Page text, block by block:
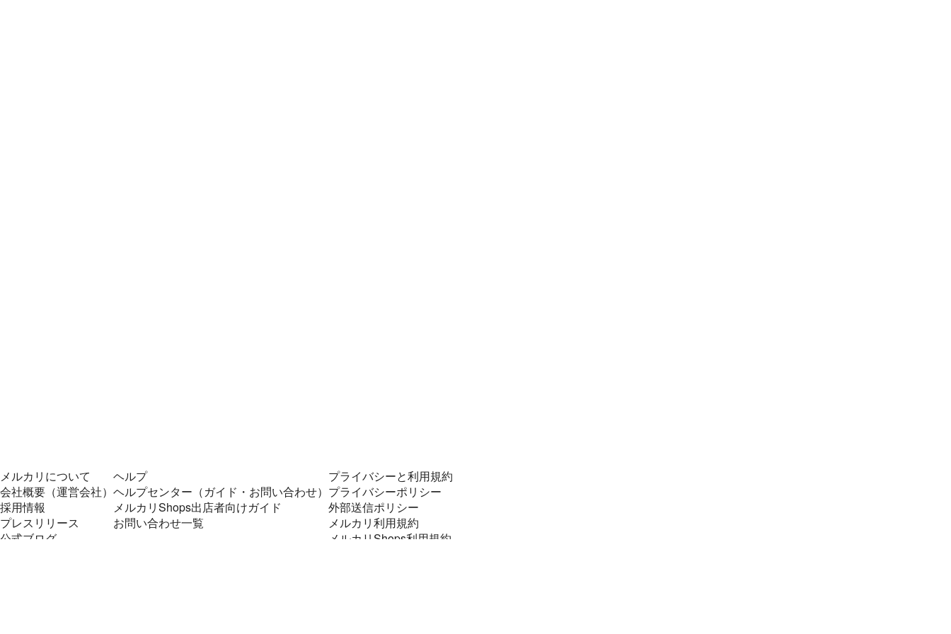
メルカリについて
会社概要（運営会社）
採用情報
プレスリリース
公式ブログ
ヘルプ
ヘルプセンター（ガイド・お問い合わせ）
メルカリShops出店者向けガイド
お問い合わせ一覧
プライバシーと利用規約
プライバシーポリシー
外部送信ポリシー
メルカリ利用規約
メルカリShops利用規約